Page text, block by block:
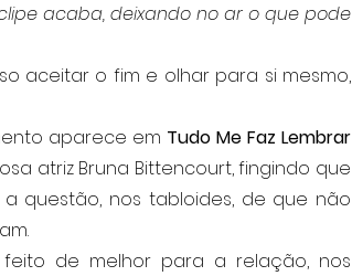
acaba, deixando no ar o que pode
aparece em
Tudo Me Faz Lembrar
atriz Bruna Bittencourt, fingindo que
questão, nos tabloides, de que não